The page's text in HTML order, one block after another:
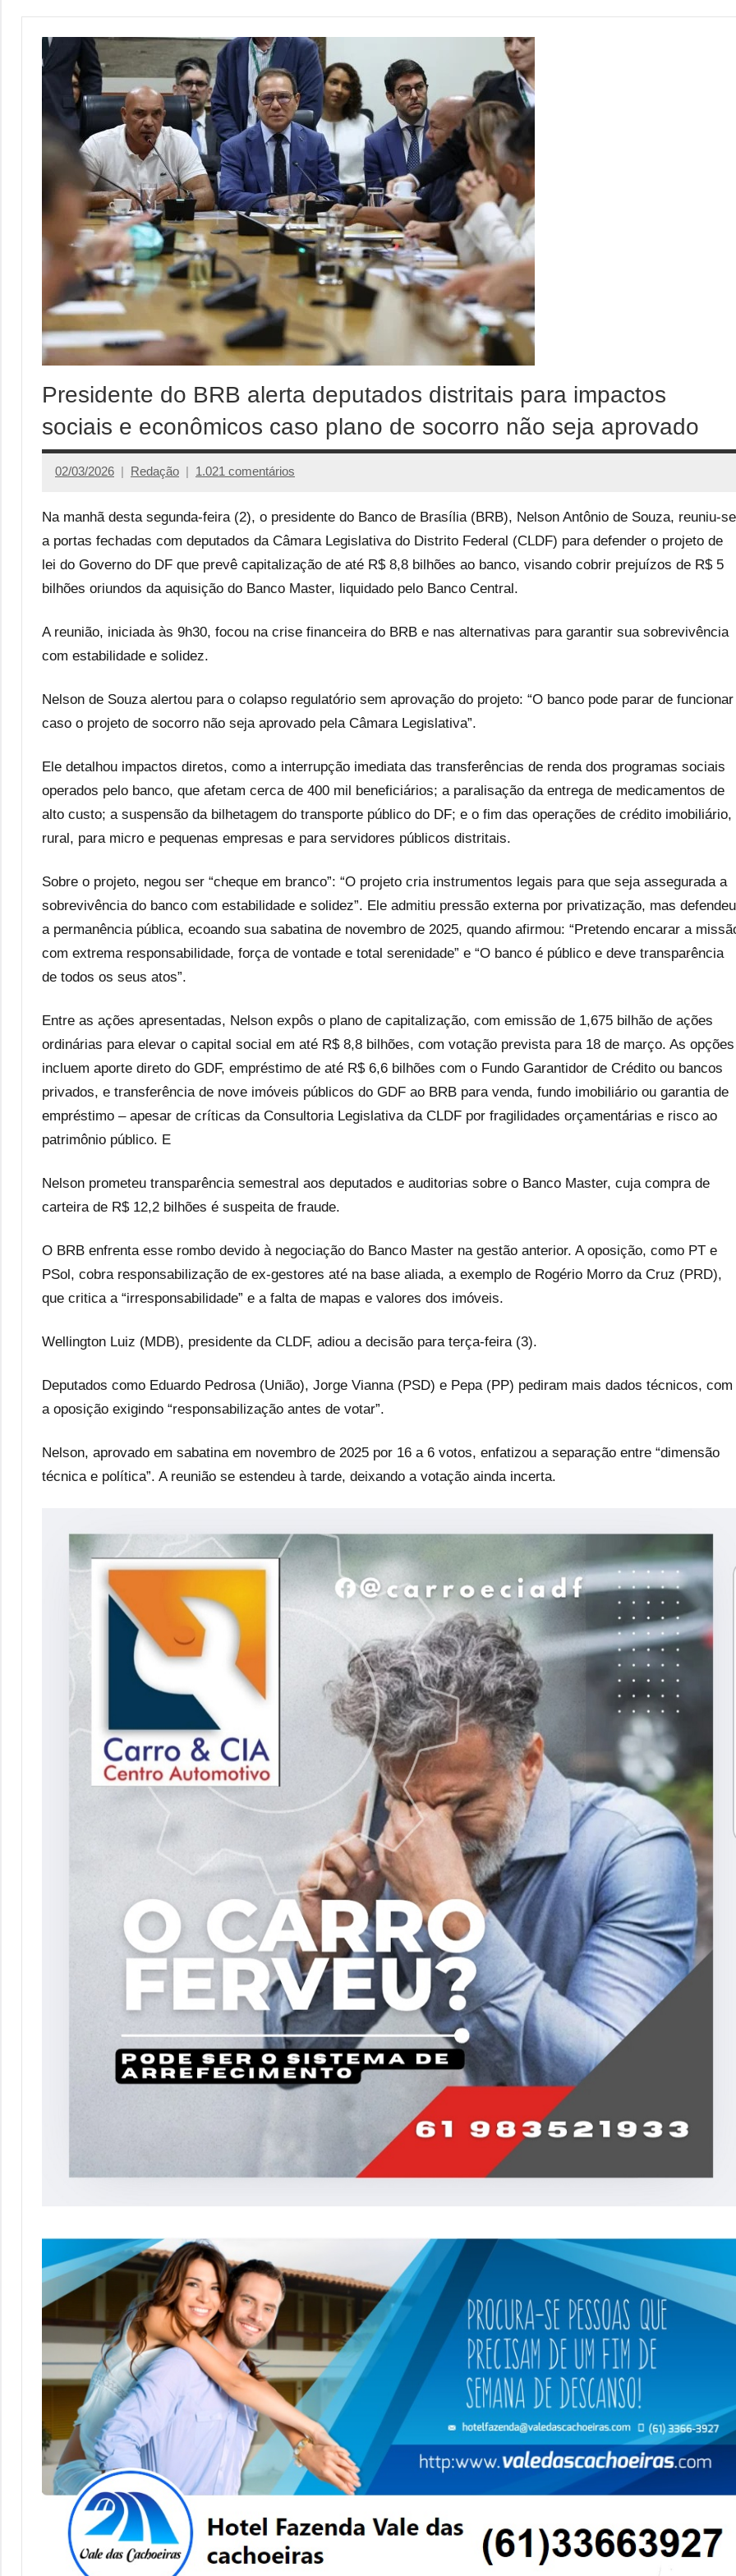
Presidente do BRB alerta deputados distritais para impactos
sociais e econômicos caso plano de socorro não seja aprovado
02/03/2026 Redação 1.021 comentários
Na manhã desta segunda-feira (2), o presidente do Banco de Brasília (BRB), Nelson Antônio de Souza, reuniu-se
a portas fechadas com deputados da Câmara Legislativa do Distrito Federal (CLDF) para defender o projeto de
lei do Governo do DF que prevê capitalização de até R$ 8,8 bilhões ao banco, visando cobrir prejuízos de R$ 5
bilhões oriundos da aquisição do Banco Master, liquidado pelo Banco Central.
A reunião, iniciada às 9h30, focou na crise financeira do BRB e nas alternativas para garantir sua sobrevivência
com estabilidade e solidez.
Nelson de Souza alertou para o colapso regulatório sem aprovação do projeto: “O banco pode parar de funcionar
caso o projeto de socorro não seja aprovado pela Câmara Legislativa”.
Ele detalhou impactos diretos, como a interrupção imediata das transferências de renda dos programas sociais
operados pelo banco, que afetam cerca de 400 mil beneficiários; a paralisação da entrega de medicamentos de
alto custo; a suspensão da bilhetagem do transporte público do DF; e o fim das operações de crédito imobiliário,
rural, para micro e pequenas empresas e para servidores públicos distritais.
Sobre o projeto, negou ser “cheque em branco”: “O projeto cria instrumentos legais para que seja assegurada a
sobrevivência do banco com estabilidade e solidez”. Ele admitiu pressão externa por privatização, mas defendeu
a permanência pública, ecoando sua sabatina de novembro de 2025, quando afirmou: “Pretendo encarar a
com extrema responsabilidade, força de vontade e total serenidade” e “O banco é público e deve transparência
de todos os seus atos”.
Entre as ações apresentadas, Nelson expôs o plano de capitalização, com emissão de 1,675 bilhão de ações
ordinárias para elevar o capital social em até R$ 8,8 bilhões, com votação prevista para 18 de março. As opções
incluem aporte direto do GDF, empréstimo de até R$ 6,6 bilhões com o Fundo Garantidor de Crédito ou bancos
privados, e transferência de nove imóveis públicos do GDF ao BRB para venda, fundo imobiliário ou garantia de
empréstimo – apesar de críticas da Consultoria Legislativa da CLDF por fragilidades orçamentárias e risco ao
patrimônio público. E
Nelson prometeu transparência semestral aos deputados e auditorias sobre o Banco Master, cuja compra de
carteira de R$ 12,2 bilhões é suspeita de fraude.
O BRB enfrenta esse rombo devido à negociação do Banco Master na gestão anterior. A oposição, como PT e
PSol, cobra responsabilização de ex-gestores até na base aliada, a exemplo de Rogério Morro da Cruz (PRD),
que critica a “irresponsabilidade” e a falta de mapas e valores dos imóveis.
Wellington Luiz (MDB), presidente da CLDF, adiou a decisão para terça-feira (3).
Deputados como Eduardo Pedrosa (União), Jorge Vianna (PSD) e Pepa (PP) pediram mais dados técnicos, com
a oposição exigindo “responsabilização antes de votar”.
Nelson, aprovado em sabatina em novembro de 2025 por 16 a 6 votos, enfatizou a separação entre “dimensão
técnica e política”. A reunião se estendeu à tarde, deixando a votação ainda incerta.